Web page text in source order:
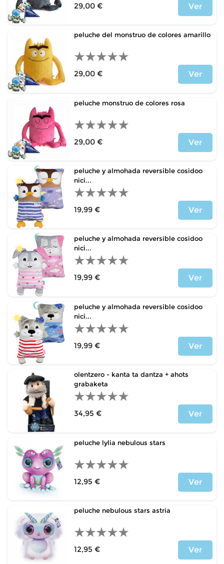
29,00 €
Ver
peluche del monstruo de colores amarillo
29,00 €
Ver
peluche monstruo de colores rosa
29,00 €
Ver
peluche y almohada reversible cosidoo
nici...
19,99 €
Ver
peluche y almohada reversible cosidoo
nici...
19,99 €
Ver
peluche y almohada reversible cosidoo
nici...
19,99 €
Ver
olentzero - kanta ta dantza + ahots
grabaketa
34,95 €
Ver
peluche lylia nebulous stars
12,95 €
Ver
peluche nebulous stars astria
12,95 €
Ver